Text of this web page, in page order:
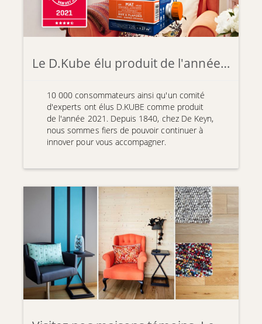
Le D.Kube élu produit de l'année 2021 !
10 000 consommateurs ainsi qu'un comité
d'experts ont élus D.KUBE comme produit
de l'année 2021. Depuis 1840, chez De Keyn,
nous sommes fiers de pouvoir continuer à
innover pour vous accompagner.